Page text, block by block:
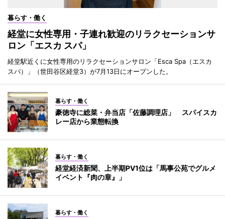
暮らす・働く
経堂に女性専用・子連れ歓迎のリラクセーションサ
ロン「エスカ スパ」
経堂駅近くに女性専用のリラクセーションサロン「Esca Spa（エスカ
スパ）」（世田谷区経堂3）が7月13日にオープンした。
暮らす・働く
豪徳寺に総菜・弁当店「佐藤調理店」 スパイスカ
レー店から業態転換
暮らす・働く
経堂経済新聞、上半期PV1位は「馬事公苑でグルメ
イベント『肉の章』」
暮らす・働く